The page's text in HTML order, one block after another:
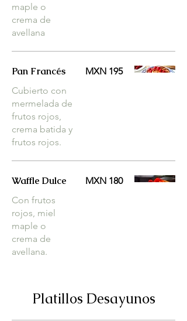
maple o
crema de
avellana
Pan Francés
Cubierto con
mermelada de
frutos rojos,
crema batida y
frutos rojos.
MXN 195
Waffle Dulce
Con frutos
rojos, miel
maple o
crema de
avellana.
MXN 180
Platillos Desayunos